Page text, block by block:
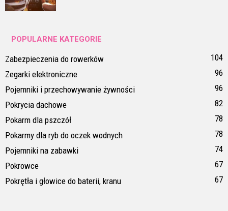
POPULARNE KATEGORIE
Zabezpieczenia do rowerków
104
Zegarki elektroniczne
96
Pojemniki i przechowywanie żywności
96
Pokrycia dachowe
82
Pokarm dla pszczół
78
Pokarmy dla ryb do oczek wodnych
78
Pojemniki na zabawki
74
Pokrowce
67
Pokrętła i głowice do baterii, kranu
67